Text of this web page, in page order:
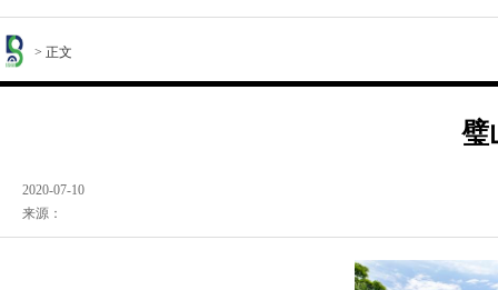
> 正文
璧
2020-07-10
来源：